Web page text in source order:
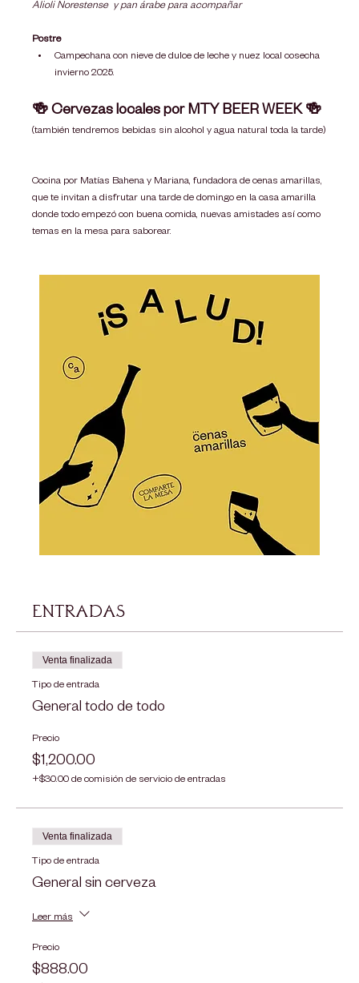
Alioli Norestense  y pan árabe para acompañar
Postre
Campechana con nieve de dulce de leche y nuez local cosecha
invierno 2025.
🍻 Cervezas locales por MTY BEER WEEK 🍻
(también tendremos bebidas sin alcohol y agua natural toda la tarde)
Cocina por Matías Bahena y Mariana, fundadora de cenas amarillas,
que te invitan a disfrutar una tarde de domingo en la casa amarilla
donde todo empezó con buena comida, nuevas amistades así como
temas en la mesa para saborear.
Entradas
Venta finalizada
Tipo de entrada
General todo de todo
Precio
$1,200.00
+$30.00 de comisión de servicio de entradas
Venta finalizada
Tipo de entrada
General sin cerveza
Leer más
Precio
$888.00